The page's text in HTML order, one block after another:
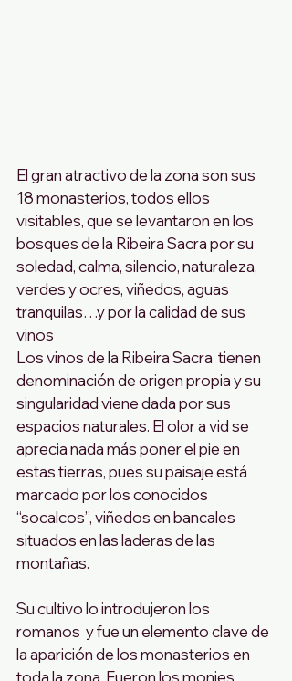
El gran atractivo de la zona son sus
18 monasterios, todos ellos
visitables, que se levantaron en los
bosques de la Ribeira Sacra por su
soledad, calma, silencio, naturaleza,
verdes y ocres, viñedos, aguas
tranquilas…y por la calidad de sus
vinos
Los vinos de la Ribeira Sacra  tienen
denominación de origen propia y su
singularidad viene dada por sus
espacios naturales. El olor a vid se
aprecia nada más poner el pie en
estas tierras, pues su paisaje está
marcado por los conocidos
“socalcos”, viñedos en bancales
situados en las laderas de las
montañas.
Su cultivo lo introdujeron los
romanos  y fue un elemento clave de
la aparición de los monasterios en
toda la zona. Fueron los monjes